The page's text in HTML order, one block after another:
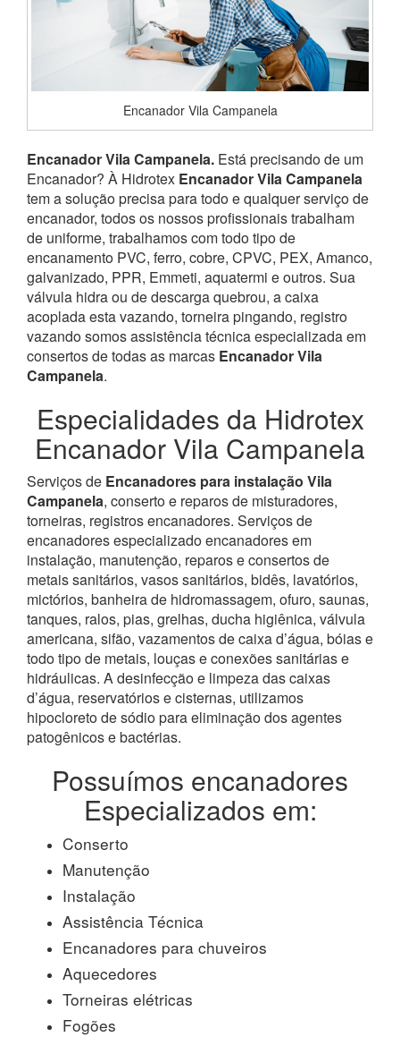
Encanador Vila Campanela
Encanador Vila Campanela. Está precisando de um
Encanador? À Hidrotex Encanador Vila Campanela
tem a solução precisa para todo e qualquer serviço de
encanador, todos os nossos profissionais trabalham
de uniforme, trabalhamos com todo tipo de
encanamento PVC, ferro, cobre, CPVC, PEX, Amanco,
galvanizado, PPR, Emmeti, aquatermi e outros. Sua
válvula hidra ou de descarga quebrou, a caixa
acoplada esta vazando, torneira pingando, registro
vazando somos assistência técnica especializada em
consertos de todas as marcas Encanador Vila
Campanela.
Especialidades da Hidrotex
Encanador Vila Campanela
Serviços de Encanadores para instalação Vila
Campanela, conserto e reparos de misturadores,
torneiras, registros encanadores. Serviços de
encanadores especializado encanadores em
instalação, manutenção, reparos e consertos de
metais sanitários, vasos sanitários, bidês, lavatórios,
mictórios, banheira de hidromassagem, ofuro, saunas,
tanques, ralos, pias, grelhas, ducha higiênica, válvula
americana, sifão, vazamentos de caixa d’água, bóias e
todo tipo de metais, louças e conexões sanitárias e
hidráulicas. A desinfecção e limpeza das caixas
d’água, reservatórios e cisternas, utilizamos
hipocloreto de sódio para eliminação dos agentes
patogênicos e bactérias.
Possuímos encanadores
Especializados em:
Conserto
Manutenção
Instalação
Assistência Técnica
Encanadores para chuveiros
Aquecedores
Torneiras elétricas
Fogões